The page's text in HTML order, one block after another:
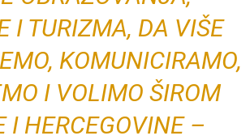
I TURIZMA, DA VIŠE
KOMUNICIRAMO,
I VOLIMO ŠIROM
I HERCEGOVINE –